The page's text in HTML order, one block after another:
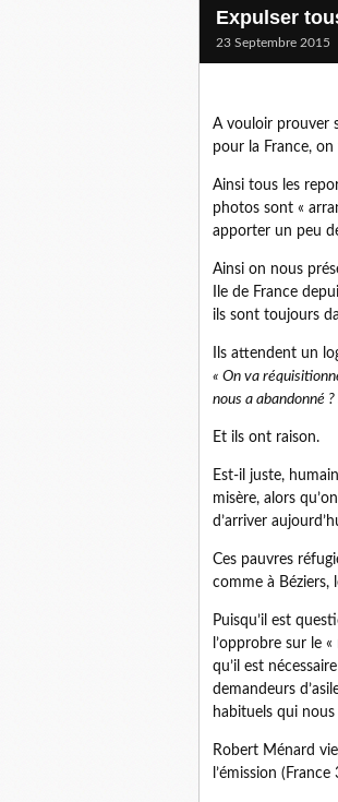
Expulser
23 Septembre 2015
A vouloir prouver
pour la France,
Ainsi tous les
photos sont «
apporter un peu
Ainsi on nous
Ile de France
ils sont toujours
Ils attendent un
« On va
nous a abandonné ?
Et ils ont raison.
Est-il juste,
misère, alors
d’arriver
Ces pauvres
comme à Béziers,
Puisqu’il est
l’opprobre sur le
qu’il est
demandeurs
habituels qui nous
Robert Ménard
l’émission